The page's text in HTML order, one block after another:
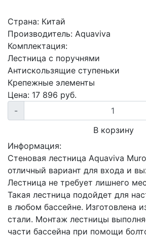
Страна: Китай
Производитель: Aquaviva
Комплектация:
Лестница с поручнями
Антискользящие ступеньки
Крепежные элементы
Цена: 17 896 руб.
-
В корзину
Информация:
Стеновая лестница Aquaviva
отличный вариант для входа и
Лестница не требует лишнего
Такая лестница подойдет для
в любом бассейне. Изготовлена
стали. Монтаж лестницы
части бассейна при помощи